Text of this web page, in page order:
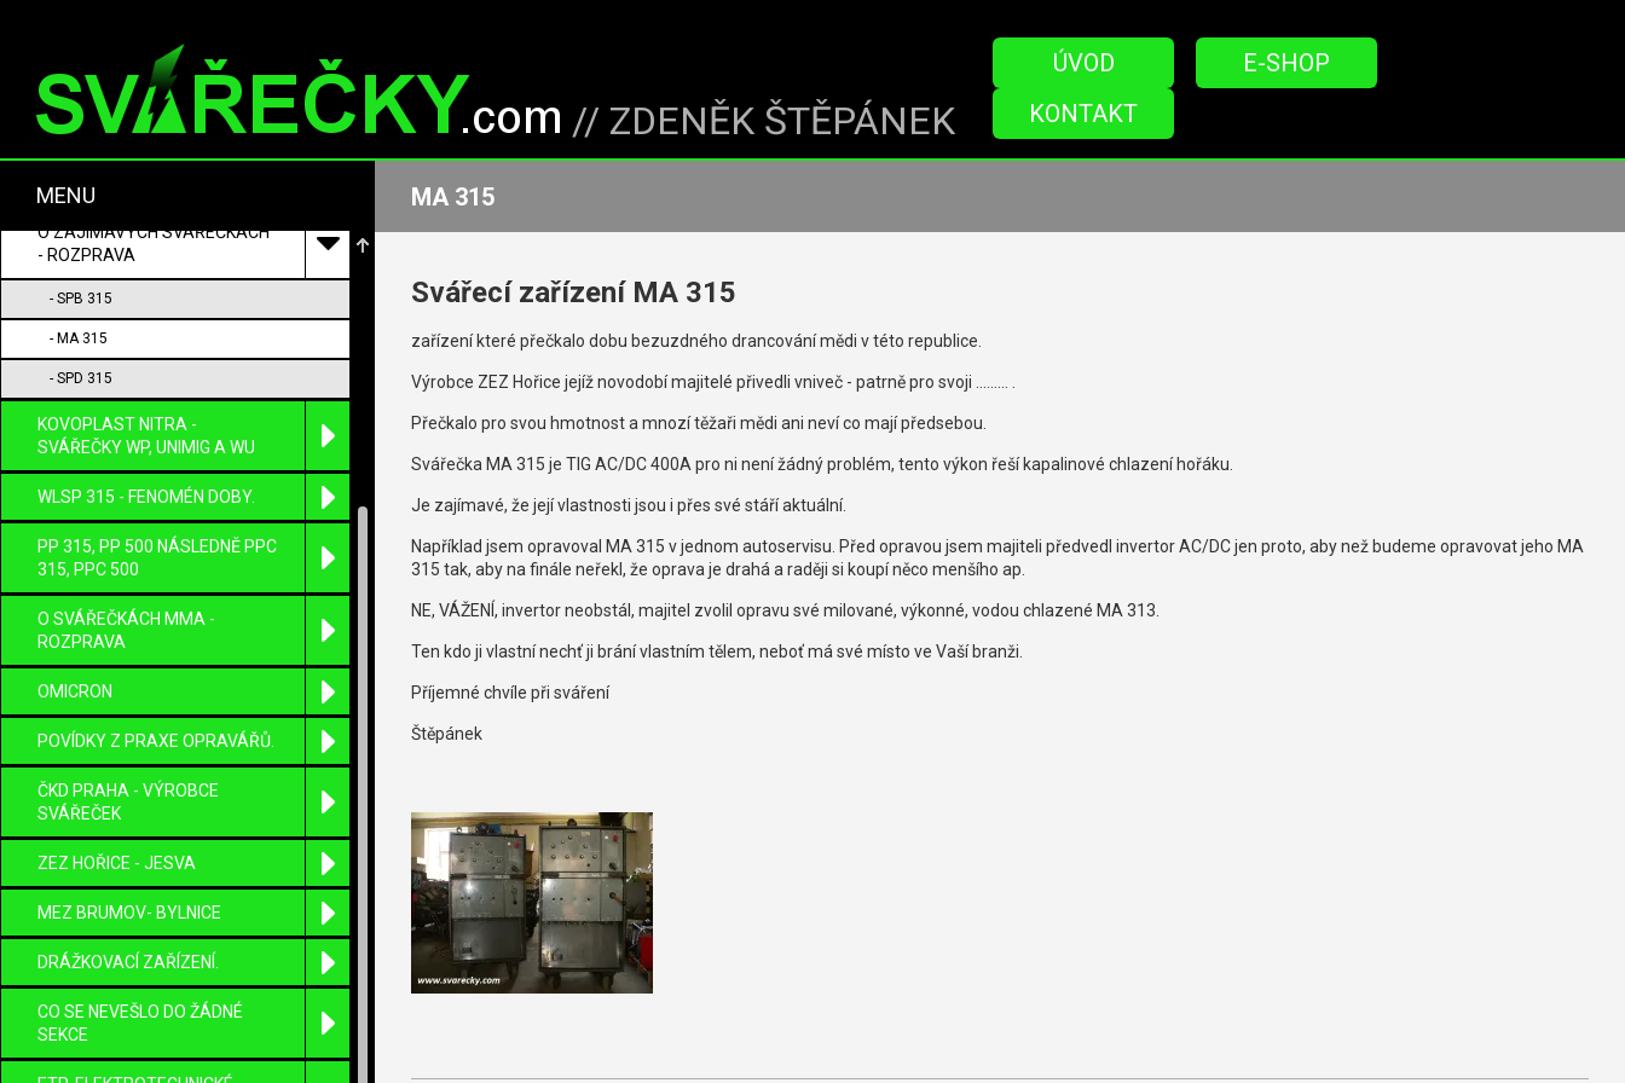
// ZDENĚK ŠTĚPÁNEK
ÚVOD
E-SHOP
KONTAKT
MENU
SOFT START.
BODOVKY - VAŠE ZAŘÍZENÍ
O ZAJÍMAVÝCH SVÁŘEČKÁCH
- ROZPRAVA
- SPB 315
- MA 315
- SPD 315
KOVOPLAST NITRA -
SVÁŘEČKY WP, UNIMIG A WU
WLSP 315 - FENOMÉN DOBY.
PP 315, PP 500 NÁSLEDNĚ PPC
315, PPC 500
O SVÁŘEČKÁCH MMA -
ROZPRAVA
OMICRON
POVÍDKY Z PRAXE OPRAVÁŘŮ.
ČKD PRAHA - VÝROBCE
SVÁŘEČEK
ZEZ HOŘICE - JESVA
MEZ BRUMOV- BYLNICE
DRÁŽKOVACÍ ZAŘÍZENÍ.
CO SE NEVEŠLO DO ŽÁDNÉ
SEKCE
MA 315
Svářecí zařízení MA 315
zařízení které přečkalo dobu bezuzdného drancování mědi v této republice.
Výrobce ZEZ Hořice jejíž novodobí majitelé přivedli vniveč - patrně pro svoji ......... .
Přečkalo pro svou hmotnost a mnozí těžaři mědi ani neví co mají předsebou.
Svářečka MA 315 je TIG AC/DC 400A pro ni není žádný problém, tento výkon řeší kapalinové chlazení hořáku.
Je zajímavé, že její vlastnosti jsou i přes své stáří aktuální.
Například jsem opravoval MA 315 v jednom autoservisu. Před opravou jsem majiteli předvedl invertor AC/DC jen proto, aby než budeme opravovat jeho MA
315 tak, aby na finále neřekl, že oprava je drahá a raději si koupí něco menšího ap.
NE, VÁŽENÍ, invertor neobstál, majitel zvolil opravu své milované, výkonné, vodou chlazené MA 313.
Ten kdo ji vlastní nechť ji brání vlastním tělem, neboť má své místo ve Vaší branži.
Příjemné chvíle při sváření
Štěpánek